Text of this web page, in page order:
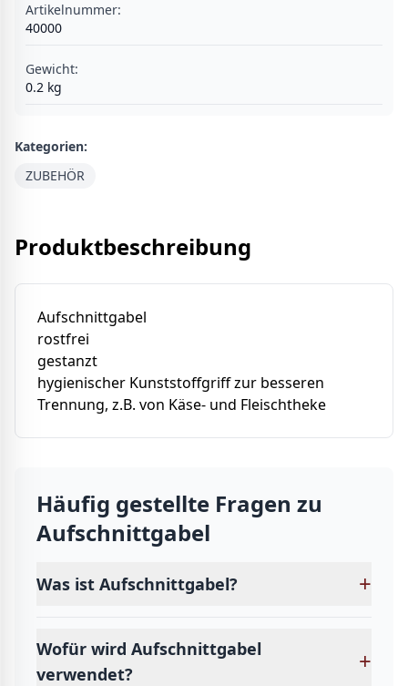
Artikelnummer:
40000
Gewicht:
0.2 kg
Kategorien:
ZUBEHÖR
Produktbeschreibung
Aufschnittgabel
rostfrei
gestanzt
hygienischer Kunststoffgriff zur besseren
Trennung, z.B. von Käse- und Fleischtheke
Häufig gestellte Fragen zu
Aufschnittgabel
Was ist Aufschnittgabel? +
Wofür wird Aufschnittgabel
verwendet?
+